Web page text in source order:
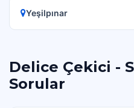
Yeşilpınar
Delice Çekici -
Sorular